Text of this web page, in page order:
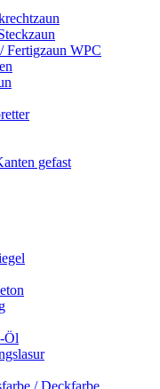
Fertigzaun WPC
gefast
Öl
/ Deckfarbe